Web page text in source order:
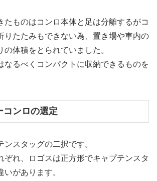
たものはコンロ本体と足は分離するがコ
りたたみもできない為、置き場や車内の
の体積をとられていました。
なるべくコンパクトに収納できるものを
コンロの選定
ンスタッグの二択です。
ぞれ、ロゴスは正方形でキャプテンスタ
いがあります。